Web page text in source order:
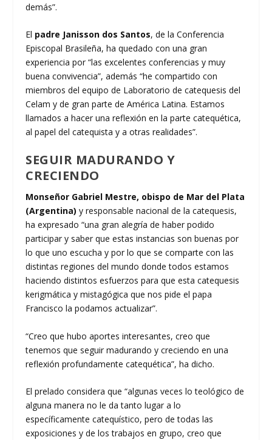
demás”.
El padre Janisson dos Santos, de la Conferencia
Episcopal Brasileña, ha quedado con una gran
experiencia por “las excelentes conferencias y muy
buena convivencia”, además “he compartido con
miembros del equipo de Laboratorio de catequesis del
Celam y de gran parte de América Latina. Estamos
llamados a hacer una reflexión en la parte catequética,
al papel del catequista y a otras realidades”.
SEGUIR MADURANDO Y
CRECIENDO
Monseñor Gabriel Mestre, obispo de Mar del Plata
(Argentina) y responsable nacional de la catequesis,
ha expresado “una gran alegría de haber podido
participar y saber que estas instancias son buenas por
lo que uno escucha y por lo que se comparte con las
distintas regiones del mundo donde todos estamos
haciendo distintos esfuerzos para que esta catequesis
kerigmática y mistagógica que nos pide el papa
Francisco la podamos actualizar”.
“Creo que hubo aportes interesantes, creo que
tenemos que seguir madurando y creciendo en una
reflexión profundamente catequética”, ha dicho.
El prelado considera que “algunas veces lo teológico de
alguna manera no le da tanto lugar a lo
específicamente catequístico, pero de todas las
exposiciones y de los trabajos en grupo, creo que